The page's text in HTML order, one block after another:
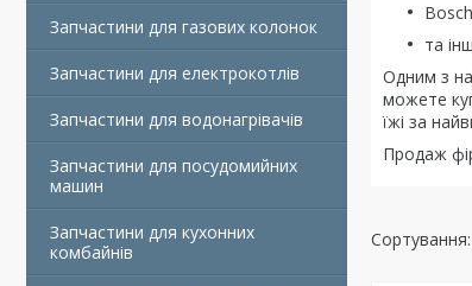
Запчастини для газових колонок
Запчастини для електрокотлів
Запчастини для водонагрівачів
Запчастини для посудомийних
машин
Запчастини для кухонних
комбайнів
Bosch
та
Одним з
можете
їжі за
Продаж